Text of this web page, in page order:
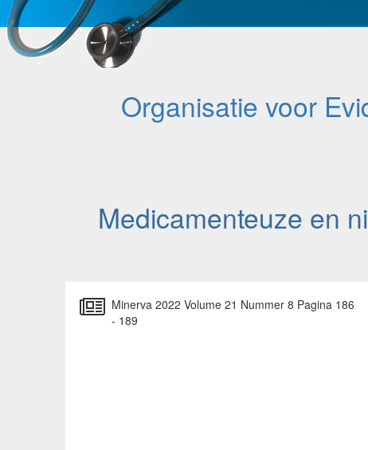
Organisatie voor
Medicamenteuze en
Minerva 2022 Volume 21 Nummer 8 Pagina 186
- 189